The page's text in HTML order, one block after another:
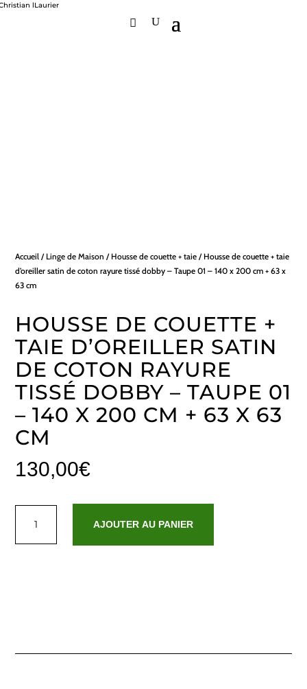
Accueil / Linge de Maison / Housse de couette + taie / Housse de couette + taie
d’oreiller satin de coton rayure tissé dobby – Taupe 01 – 140 x 200 cm + 63 x
63 cm
HOUSSE DE COUETTE +
TAIE D’OREILLER SATIN
DE COTON RAYURE
TISSÉ DOBBY – TAUPE 01
– 140 X 200 CM + 63 X 63
CM
130,00€
Housse
-
AJOUTER AU PANIER